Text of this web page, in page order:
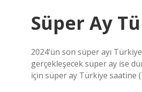
Süper Ay
2024’ün son süper ayı
gerçekleşecek süper ay ise
için süper ay Türkiye saatine